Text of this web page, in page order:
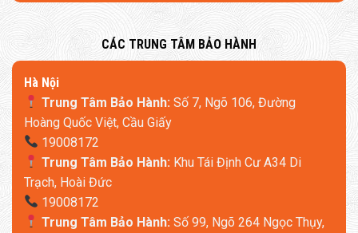
​CÁC TRUNG TÂM BẢO HÀNH
​Hà Nội
Trung Tâm Bảo Hành: Số 7, Ngõ 106, Đường
Hoàng Quốc Việt, Cầu Giấy
19008172
Trung Tâm Bảo Hành: Khu Tái Định Cư A34 Di
Trạch, Hoài Đức
19008172
Trung Tâm Bảo Hành: Số 99, Ngõ 264 Ngọc Thụy,